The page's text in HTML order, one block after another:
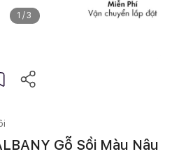
1 /3
Gỗ Sồi Màu Nâu